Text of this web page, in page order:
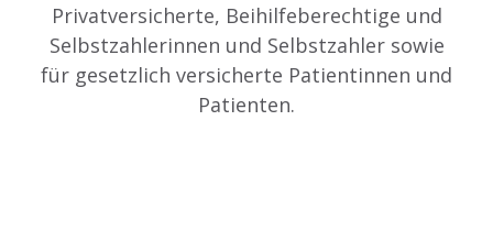
Privatversicherte, Beihilfeberechtige und
Selbstzahlerinnen und Selbstzahler sowie
für gesetzlich versicherte Patientinnen und
Patienten.